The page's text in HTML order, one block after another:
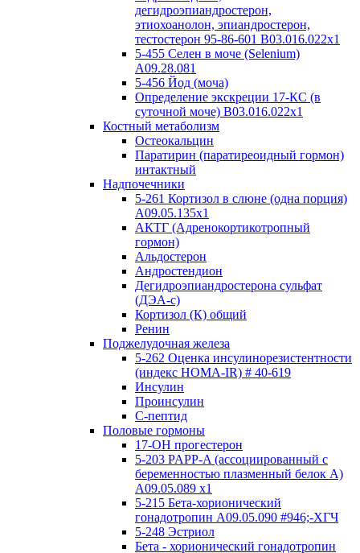
дегидроэпиандростерон,
этиохоанолон, эпиандростерон,
тестостерон 95-86-601 B03.016.022x1
5-455 Селен в моче (Selenium)
A09.28.081
5-456 Йод (моча)
Определение экскреции 17-КС (в
суточной моче) B03.016.022x1
Костный метаболизм
Остеокальцин
Паратирин (паратиреоидный гормон)
интактный
Надпочечники
5-261 Кортизол в слюне (одна порция)
A09.05.135x1
АКТГ (Адренокортикотропный
гормон)
Альдостерон
Андростендион
Дегидроэпиандростерона сульфат
(ДЭА-с)
Кортизол (К) общий
Ренин
Поджелудочная железа
5-262 Оценка инсулинорезистентности
(индекс HOMA-IR) # 40-619
Инсулин
Проинсулин
С-пептид
Половые гормоны
17-ОН прогестерон
5-203 PAPP-A (ассоциированный с
беременностью плазменный белок А)
А09.05.089 x1
5-215 Бета-хорионический
гонадотропин А09.05.090 #946;-ХГЧ
5-248 Эстриол
Бета - хорионический гонадотропин